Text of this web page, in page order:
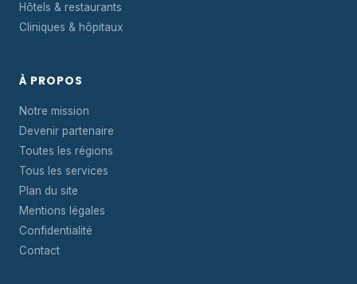
Hôtels & restaurants
Cliniques & hôpitaux
À PROPOS
Notre mission
Devenir partenaire
Toutes les régions
Tous les services
Plan du site
Mentions légales
Confidentialité
Contact